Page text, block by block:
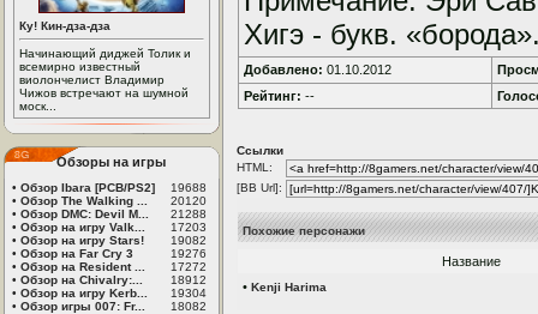
Ку! Кин-дза-дза
Начинающий диджей Толик и
всемирно известный
виолончелист Владимир
Чижов встречают на шумной
моск...
Обзоры на игры
• Обзор Ibara [PCB/PS2]
19688
• Обзор The Walking ...
20120
• Обзор DMC: Devil M...
21288
• Обзор на игру Valk...
17203
• Обзор на игру Stars!
19082
• Обзор на Far Cry 3
19276
• Обзор на Resident ...
17272
• Обзор на Chivalry:...
18912
• Обзор на игру Kerb...
19304
• Обзор игры 007: Fr... 18082
Хигэ - букв.
Добавлено: 01.10.2012
Рейтинг: --
Ссылки
HTML:
[BB Url]:
Похожие персонажи
Название
• Kenji Harima